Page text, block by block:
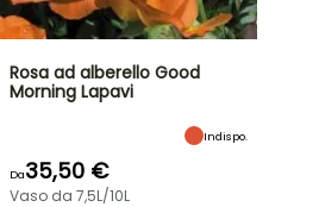
Rosa ad alberello Good
Morning Lapavi
Indispo.
Da35,50 €
Vaso da 7,5L/10L